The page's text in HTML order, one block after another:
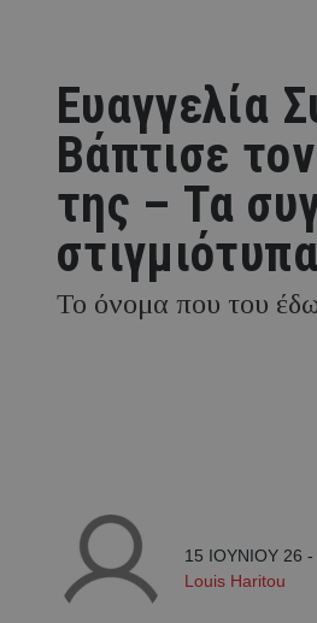
Ευαγγελία
Βάπτισε
της – Τα
στιγμιότυπα
Το όνομα που του
15 ΙΟΥΝΙΟΥ 26 -
Louis Haritou